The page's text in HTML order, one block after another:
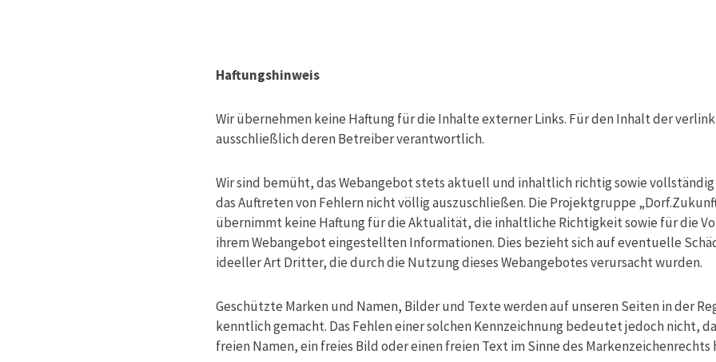
Haftungshinweis
Wir übernehmen keine Haftung für die Inhalte externer Links. Für den Inhalt der
ausschließlich deren Betreiber verantwortlich.
Wir sind bemüht, das Webangebot stets aktuell und inhaltlich richtig sowie
das Auftreten von Fehlern nicht völlig auszuschließen. Die Projektgruppe
übernimmt keine Haftung für die Aktualität, die inhaltliche Richtigkeit sowie für die
ihrem Webangebot eingestellten Informationen. Dies bezieht sich auf eventuelle
ideeller Art Dritter, die durch die Nutzung dieses Webangebotes verursacht wurden.
Geschützte Marken und Namen, Bilder und Texte werden auf unseren Seiten in der
kenntlich gemacht. Das Fehlen einer solchen Kennzeichnung bedeutet jedoch nicht,
freien Namen, ein freies Bild oder einen freien Text im Sinne des Markenzeichenrechts